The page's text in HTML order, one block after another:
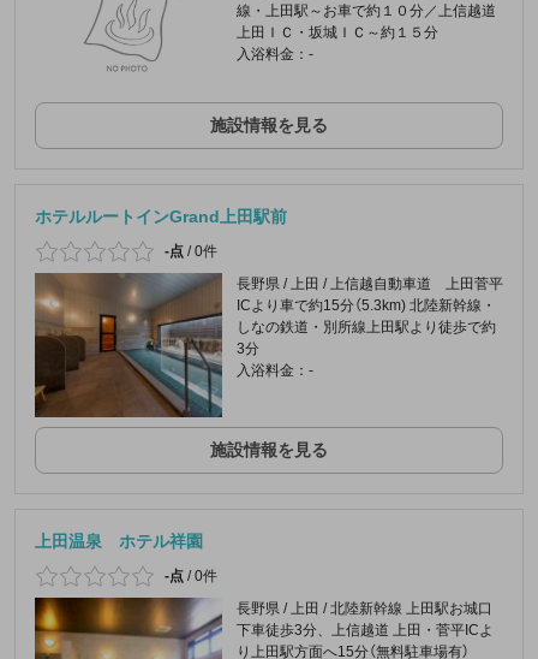
線・上田駅～お車で約１０分／上信越道
上田ＩＣ・坂城ＩＣ～約１５分
入浴料金：-
施設情報を見る
ホテルルートインGrand上田駅前
-点 /0件
長野県 / 上田 / 上信越自動車道 上田菅平
ICより車で約15分（5.3km) 北陸新幹線・
しなの鉄道・別所線上田駅より徒歩で約
3分
入浴料金：-
施設情報を見る
上田温泉 ホテル祥園
-点 /0件
長野県 / 上田 / 北陸新幹線 上田駅お城口
下車徒歩3分、上信越道 上田・菅平ICよ
り上田駅方面へ15分（無料駐車場有）